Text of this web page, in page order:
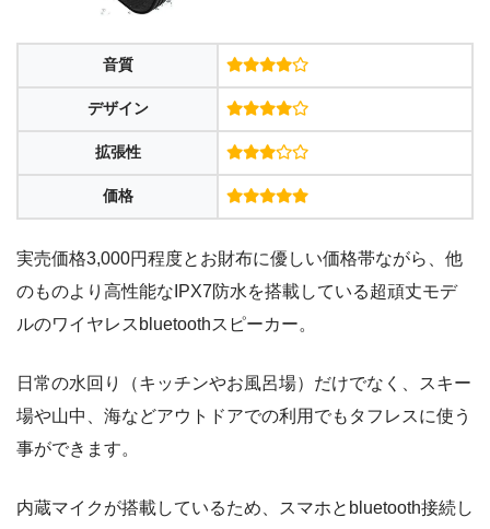
音質
デザイン
拡張性
価格
実売価格3,000円程度とお財布に優しい価格帯ながら、他
のものより高性能なIPX7防水を搭載している超頑丈モデ
ルのワイヤレスbluetoothスピーカー。
日常の水回り（キッチンやお風呂場）だけでなく、スキー
場や山中、海などアウトドアでの利用でもタフレスに使う
事ができます。
内蔵マイクが搭載しているため、スマホとbluetooth接続し